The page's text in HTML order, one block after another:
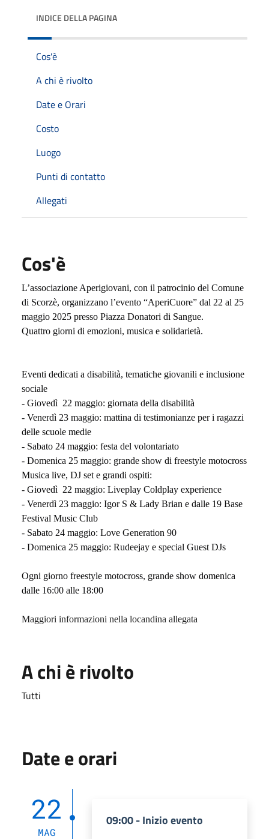
INDICE DELLA PAGINA
Cos'è
A chi è rivolto
Date e Orari
Costo
Luogo
Punti di contatto
Allegati
Cos'è
L’associazione Aperigiovani, con il patrocinio del Comune
di Scorzè, organizzano l’evento “AperiCuore” dal 22 al 25
maggio 2025 presso Piazza Donatori di Sangue.
Quattro giorni di emozioni, musica e solidarietà.
Eventi dedicati a disabilità, tematiche giovanili e inclusione
sociale
- Giovedì 22 maggio: giornata della disabilità
- Venerdì 23 maggio: mattina di testimonianze per i ragazzi
delle scuole medie
- Sabato 24 maggio: festa del volontariato
- Domenica 25 maggio: grande show di freestyle motocross
Musica live, DJ set e grandi ospiti:
- Giovedì 22 maggio: Liveplay Coldplay experience
- Venerdì 23 maggio: Igor S & Lady Brian e dalle 19 Base
Festival Music Club
- Sabato 24 maggio: Love Generation 90
- Domenica 25 maggio: Rudeejay e special Guest DJs
Ogni giorno freestyle motocross, grande show domenica
dalle 16:00 alle 18:00
Maggiori informazioni nella locandina allegata
A chi è rivolto
Tutti
Date e orari
22
MAG
09:00 - Inizio evento